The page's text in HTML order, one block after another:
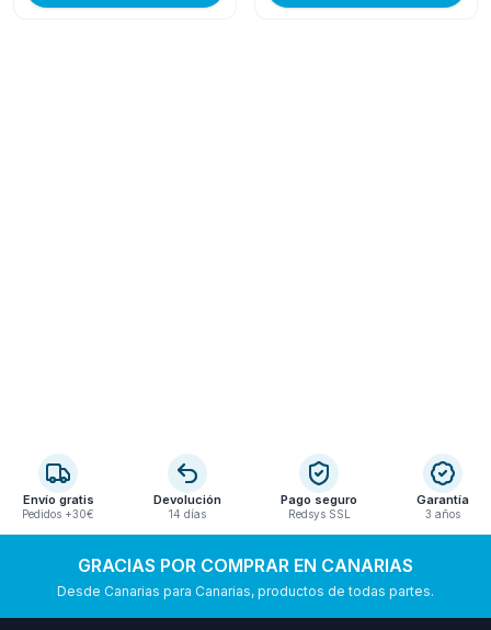
Envío gratis
Pedidos +30€
Devolución
14 días
Pago seguro
Redsys SSL
Garantía
3 años
GRACIAS POR COMPRAR EN CANARIAS
Desde Canarias para Canarias, productos de todas partes.